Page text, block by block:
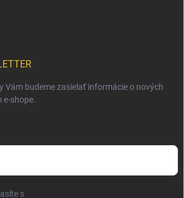
Vám budeme zasielať informácie o nových
shope.
s